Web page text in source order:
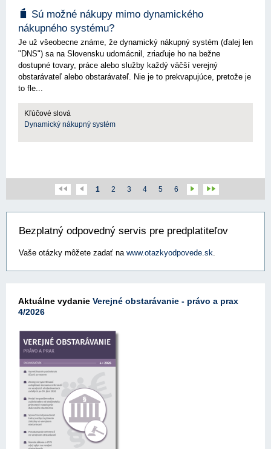
Sú možné nákupy mimo dynamického
nákupného systému?
Je už všeobecne známe, že dynamický nákupný systém (ďalej len
"DNS") sa na Slovensku udomácnil, zriaďuje ho na bežne
dostupné tovary, práce alebo služby každý väčší verejný
obstarávateľ alebo obstarávateľ. Nie je to prekvapujúce, pretože je
to fle...
Kľúčové slová
Dynamický nákupný systém
1 2 3 4 5 6
Bezplatný odpovedný servis pre predplatiteľov
Vaše otázky môžete zadať na www.otazkyodpovede.sk.
Aktuálne vydanie Verejné obstarávanie - právo a prax
4/2026